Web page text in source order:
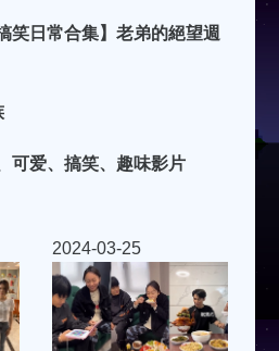
笑日常合集】老弟的絕望週
可爱、搞笑、趣味影片
2024-03-25